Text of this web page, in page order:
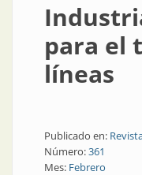
para el
líneas
Publicado en:
Número:361
Mes: Febrero